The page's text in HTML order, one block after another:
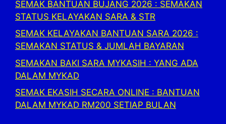
SEMAK BANTUAN BUJANG 2026 : SEMAKAN
STATUS KELAYAKAN SARA & STR
SEMAK KELAYAKAN BANTUAN SARA 2026 :
SEMAKAN STATUS & JUMLAH BAYARAN
SEMAKAN BAKI SARA MYKASIH : YANG ADA
DALAM MYKAD
SEMAK EKASIH SECARA ONLINE : BANTUAN
DALAM MYKAD RM200 SETIAP BULAN